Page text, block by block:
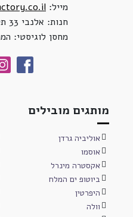
מייל:
חנות: אלנבי 33 תל אביב
מחסן לוגיסטי: המרכבה
מותגים מובילים
אוליביה גרדן
אוסמו
אקסטרה מינרל
ביוטופ ים המלח
היפרטין
וולה